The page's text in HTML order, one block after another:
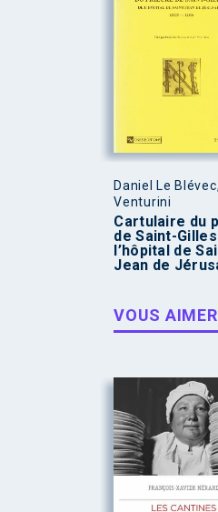
Daniel Le
Venturini
Cartulaire du
de Saint-
l’hôpital de
Jean de
VOUS